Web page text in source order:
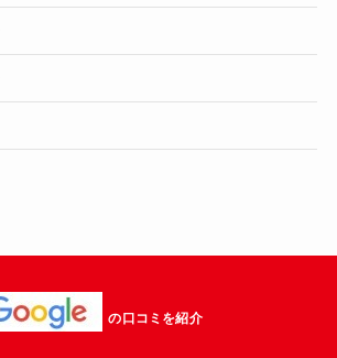
の口コミを紹介